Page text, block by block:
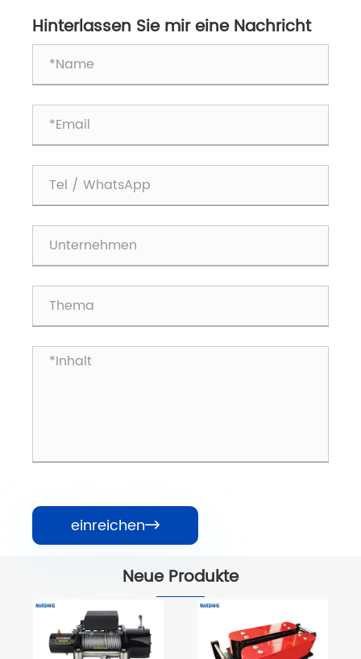
Hinterlassen Sie mir eine Nachricht
einreichen
Neue Produkte
Power Bull 5
Kabelbodenrolle